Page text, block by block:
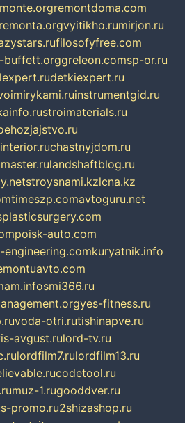
remontdoma.com
vyitikho.rumirjon.ru
filosofyfree.com
buffett.orggreleon.comsp-or.ru
detkiexpert.ru
instrumentgid.ru
stroimaterials.ru
chastnyjdom.ru
landshaftblog.ru
stroysnami.kzlcna.kz
timeszp.comavtoguru.net
poisk-auto.com
engineering.comkuryatnik.info
smi366.ru
yes-fitness.ru
voda-otri.rutishinapve.ru
avgust.rulord-tv.ru
lordfilm7.rulordfilm13.ru
codetool.ru
muz-1.rugooddver.ru
promo.ru2shizashop.ru